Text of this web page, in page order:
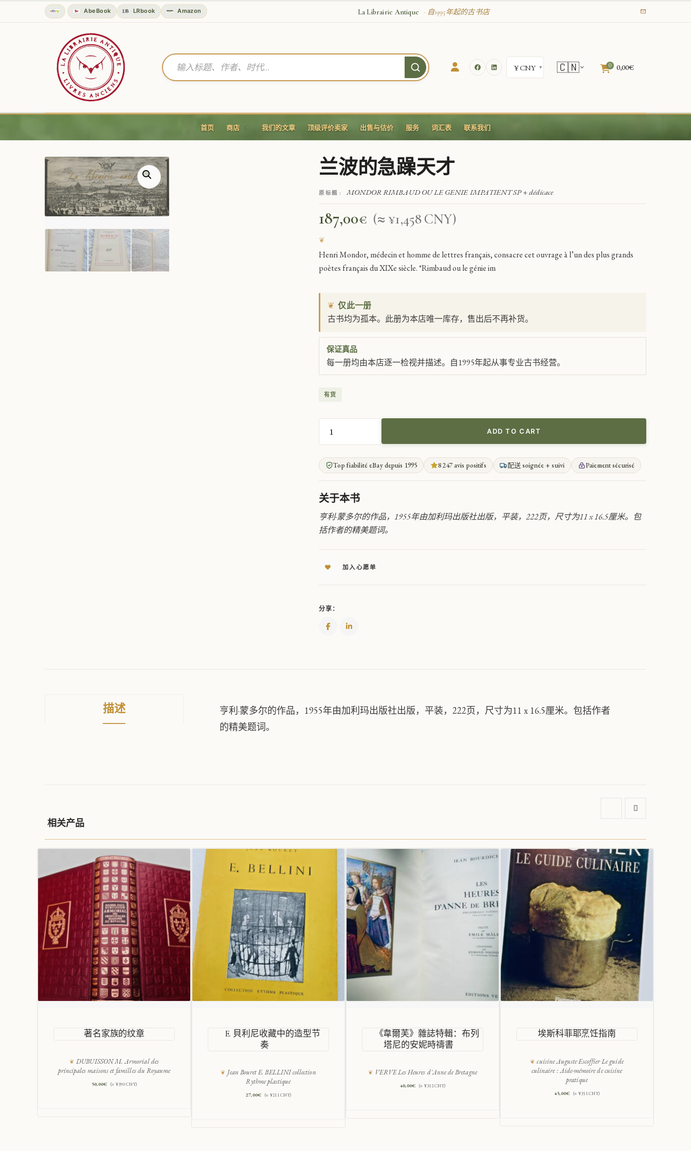
AbeBook LRbook Amazon La Librairie Antique · 自1995年起的古书店
🇨🇳 0 0,00€
首页 商店 我们的文章 顶级评价卖家 出售与估价 服务 词汇表 联系我们
兰波的急躁天才
原标题 : MONDOR RIMBAUD OU LE GENIE IMPATIENT SP + dédicace
187,00€ (≈ ¥1,458 CNY)
Henri Mondor, médecin et homme de lettres français, consacre cet ouvrage à l’un des plus grands
poètes français du XIXe siècle. *Rimbaud ou le génie im
❦ 仅此一册
古书均为孤本。此册为本店唯一库存，售出后不再补货。
保证真品
每一册均由本店逐一检视并描述。自1995年起从事专业古书经营。
有货
波
的
急
躁
天
才
QUANTITY
ADD TO CART
Top fiabilité eBay depuis 1995 8 247 avis positifs 配送 soignée + suivi Paiement sécurisé
关于本书
亨利·蒙多尔的作品，1955年由加利玛出版社出版，平装，222页，尺寸为11 x 16.5厘米。包
括作者的精美题词。
加入心愿单
分享：
描述
亨利·蒙多尔的作品，1955年由加利玛出版社出版，平装，222页，尺寸为11 x 16.5厘米。包括作者
的精美题词。
相关产品
著名家族的纹章
DUBUISSON M. Armorial des
principales maisons et familles du Royaume
50,00€ (≈ ¥390 CNY)
E. 貝利尼收藏中的造型节
奏
Jean Bouret E. BELLINI collection
Rythme plastique
27,00€ (≈ ¥211 CNY)
《韋爾芙》雜誌特輯：布列
塔尼的安妮時禱書
VERVE Les Heures d'Anne de Bretagne
40,00€ (≈ ¥312 CNY)
埃斯科菲耶烹饪指南
cuisine Auguste Escoffier Le guide
culinaire : Aide-mémoire de cuisine
pratique
45,00€ (≈ ¥351 CNY)